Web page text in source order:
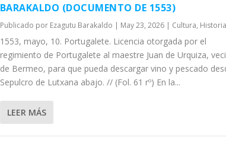
BARAKALDO (DOCUMENTO DE 1553)
Publicado por Ezagutu Barakaldo | May 23, 2026| Cultura, Historia
1553, mayo, 10. Portugalete. Licencia otorgada por el
regimiento de Portugalete al maestre Juan de Urquiza,
de Bermeo, para que pueda descargar vino y pescado
Sepulcro de Lutxana abajo. // (Fol. 61 rº) En la...
LEER MÁS